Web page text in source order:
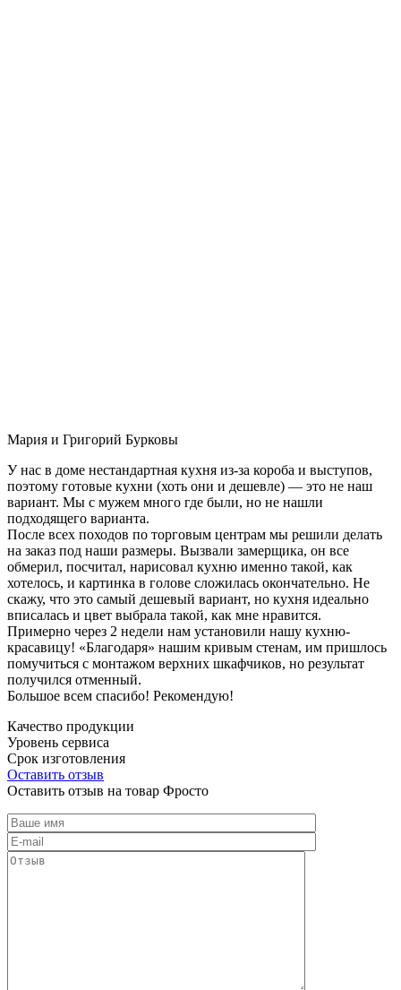
Мария и Григорий Бурковы
У нас в доме нестандартная кухня из-за короба и выступов,
поэтому готовые кухни (хоть они и дешевле) — это не наш
вариант. Мы с мужем много где были, но не нашли
подходящего варианта.
После всех походов по торговым центрам мы решили делать
на заказ под наши размеры. Вызвали замерщика, он все
обмерил, посчитал, нарисовал кухню именно такой, как
хотелось, и картинка в голове сложилась окончательно. Не
скажу, что это самый дешевый вариант, но кухня идеально
вписалась и цвет выбрала такой, как мне нравится.
Примерно через 2 недели нам установили нашу кухню-
красавицу! «Благодаря» нашим кривым стенам, им пришлось
помучиться с монтажом верхних шкафчиков, но результат
получился отменный.
Большое всем спасибо! Рекомендую!
Качество продукции
Уровень сервиса
Срок изготовления
Оставить отзыв
Оставить отзыв на товар Фросто